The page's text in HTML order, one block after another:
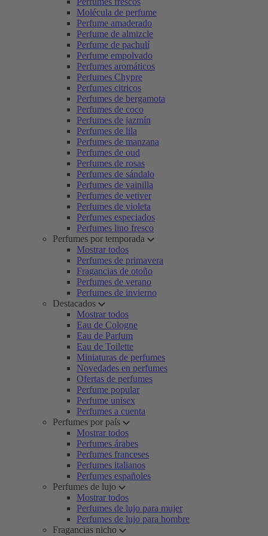
Molécula de perfume
Perfume amaderado
Perfume de almizcle
Perfume de pachulí
Perfume empolvado
Perfumes aromáticos
Perfumes Chypre
Perfumes citricos
Perfumes de bergamota
Perfumes de coco
Perfumes de jazmín
Perfumes de lila
Perfumes de manzana
Perfumes de oud
Perfumes de rosas
Perfumes de sándalo
Perfumes de vainilla
Perfumes de vetiver
Perfumes de violeta
Perfumes especiados
Perfumes lino fresco
Perfumes por temporada
Mostrar todos
Perfumes de primavera
Fragancias de otoño
Perfumes de verano
Perfumes de invierno
Destacados
Mostrar todos
Eau de Cologne
Eau de Parfum
Eau de Toilette
Miniaturas de perfumes
Novedades en perfumes
Ofertas de perfumes
Perfume popular
Perfume unisex
Perfumes a cuenta
Perfumes por país
Mostrar todos
Perfumes árabes
Perfumes franceses
Perfumes italianos
Perfumes españoles
Perfumes de lujo
Mostrar todos
Perfumes de lujo para mujer
Perfumes de lujo para hombre
Fragancias nicho